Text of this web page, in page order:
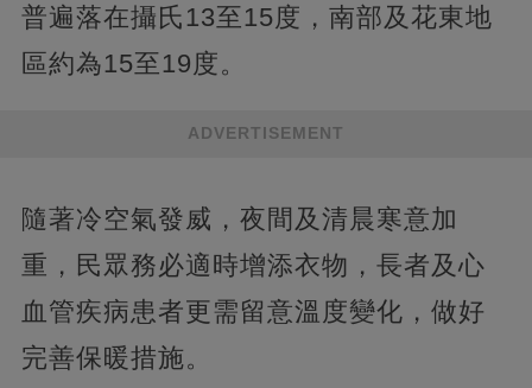
普遍落在攝氏13至15度，南部及花東地
區約為15至19度。
ADVERTISEMENT
隨著冷空氣發威，夜間及清晨寒意加
重，民眾務必適時增添衣物，長者及心
血管疾病患者更需留意溫度變化，做好
完善保暖措施。